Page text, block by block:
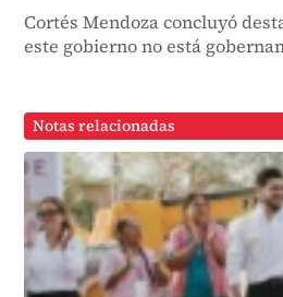
Cortés Mendoza concluyó
este gobierno no está
Notas relacionadas